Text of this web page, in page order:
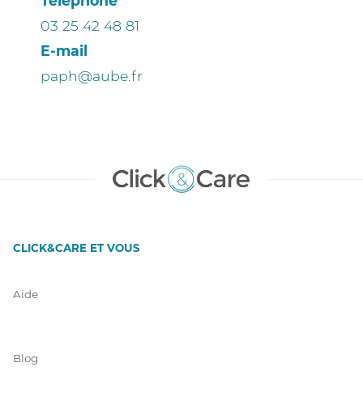
03 25 42 48 81
E-mail
paph@aube.fr
CLICK&CARE ET VOUS
Aide
Blog